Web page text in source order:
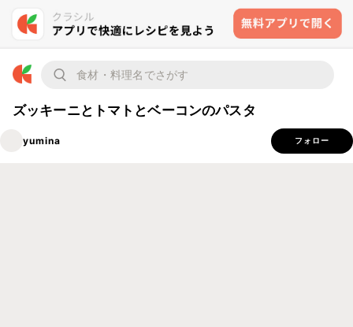
ズッキーニとトマトとベーコンのパスタ
yumina フォロー